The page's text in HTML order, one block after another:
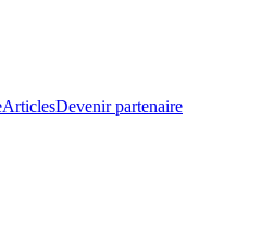
ArticlesDevenir partenaire